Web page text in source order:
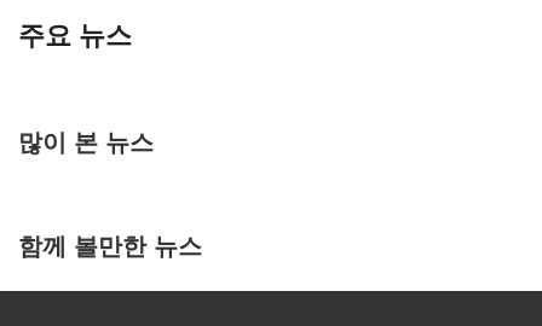
주요 뉴스
많이 본 뉴스
함께 볼만한 뉴스